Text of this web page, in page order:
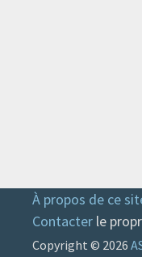
À propos de ce
Contacter le
Copyright © 2026